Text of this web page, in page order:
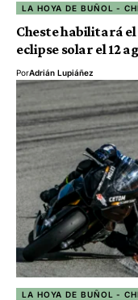
LA HOYA DE BUÑOL -
Cheste habilitará
eclipse solar el 12
PorAdrián Lupiáñez
LA HOYA DE BUÑOL -